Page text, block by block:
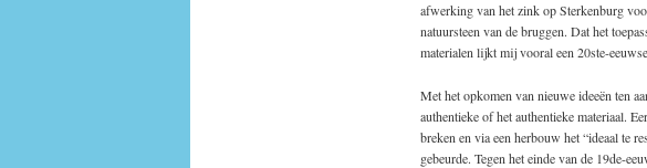
afwerking van het zink op Sterkenburg
natuursteen van de bruggen. Dat het
materialen lijkt mij vooral een 20ste-
Met het opkomen van nieuwe ideeën ten
authentieke of het authentieke materiaal.
breken en via een herbouw het “ideaal te
gebeurde. Tegen het einde van de 19de-